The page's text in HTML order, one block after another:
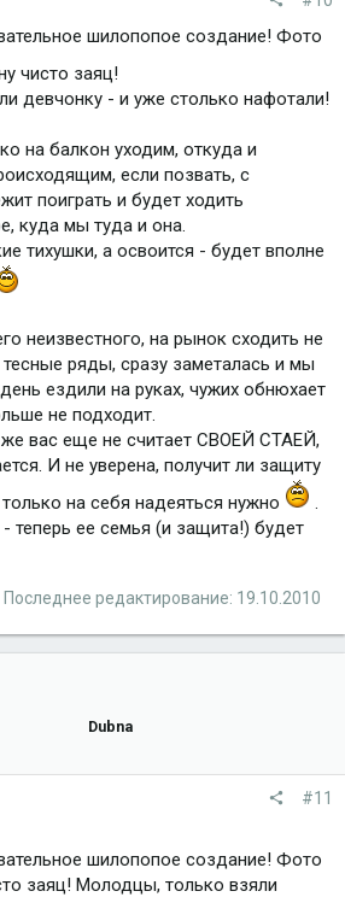
шилопопое создание! Фото
чисто заяц!
девчонку - и уже столько нафотали!
на балкон уходим, откуда и
если позвать, с
поиграть и будет ходить
куда мы туда и она.
тихушки, а освоится - будет вполне
неизвестного, на рынок сходить не
ряды, сразу заметалась и мы
ездили на руках, чужих обнюхает
не подходит.
же вас еще не считает СВОЕЙ СТАЕЙ,
И не уверена, получит ли защиту
на себя надеяться нужно
.
теперь ее семья (и защита!) будет
Последнее редактирование: 19.10.2010
Dubna
#11
шилопопое создание! Фото
заяц! Молодцы, только взяли